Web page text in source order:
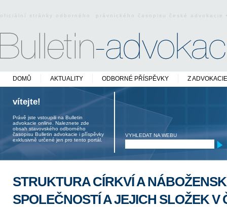
oficiální stránky odborného právnického časopisu české
DOMŮ AKTUALITY ODBORNÉ PŘÍSPĚVKY Z ADVOKACIE
vítejte!
Právě jste vstoupili na Bulletin
advokacie online. Naleznete zde
obsah stavovského odborného
časopisu Bulletin advokacie i příspěvky
exklusivně určené jen pro tento portál.
VYHLEDAT NA WEBU
STRUKTURA CÍRKVÍ A
SPOLEČNOSTÍ A JEJICH SLOŽEK V